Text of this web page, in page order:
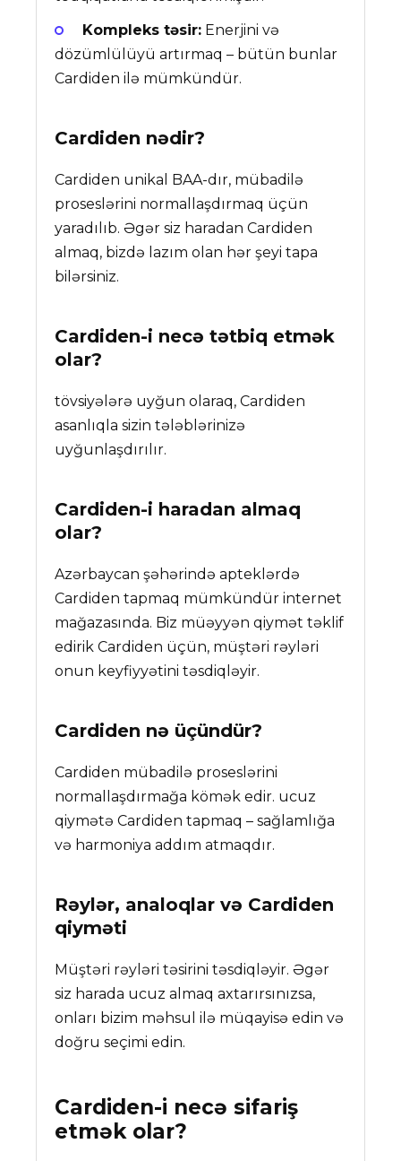
Kompleks təsir: Enerjini və
dözümlülüyü artırmaq – bütün bunlar
Cardiden ilə mümkündür.
Cardiden nədir?
Cardiden unikal BAA-dır, mübadilə
proseslərini normallaşdırmaq üçün
yaradılıb. Əgər siz haradan Cardiden
almaq, bizdə lazım olan hər şeyi tapa
bilərsiniz.
Cardiden-i necə tətbiq etmək
olar?
tövsiyələrə uyğun olaraq, Cardiden
asanlıqla sizin tələblərinizə
uyğunlaşdırılır.
Cardiden-i haradan almaq
olar?
Azərbaycan şəhərində apteklərdə
Cardiden tapmaq mümkündür internet
mağazasında. Biz müəyyən qiymət təklif
edirik Cardiden üçün, müştəri rəyləri
onun keyfiyyətini təsdiqləyir.
Cardiden nə üçündür?
Cardiden mübadilə proseslərini
normallaşdırmağa kömək edir. ucuz
qiymətə Cardiden tapmaq – sağlamlığa
və harmoniya addım atmaqdır.
Rəylər, analoqlar və Cardiden
qiyməti
Müştəri rəyləri təsirini təsdiqləyir. Əgər
siz harada ucuz almaq axtarırsınızsa,
onları bizim məhsul ilə müqayisə edin və
doğru seçimi edin.
Cardiden-i necə sifariş
etmək olar?